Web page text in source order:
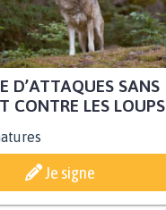
D’ATTAQUES SANS
CONTRE LES LOUPS
Je signe